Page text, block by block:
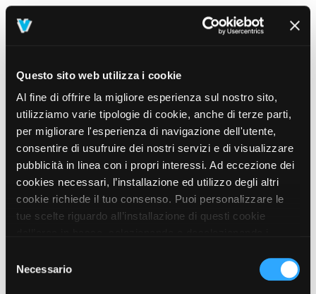
Questo sito web utilizza i cookie
Al fine di offrire la migliore esperienza sul nostro sito,
utilizziamo varie tipologie di cookie, anche di terze parti,
per migliorare l'esperienza di navigazione dell'utente,
consentire di usufruire dei nostri servizi e di visualizzare
pubblicità in linea con i propri interessi. Ad eccezione dei
cookies necessari, l’installazione ed utilizzo degli altri
cookie richiede il tuo consenso. Puoi personalizzare le
tue scelte riguardo all’installazione di questi cookie
prosegui” o decidere di accettare tutti i cookie, cliccando
sul pulsante “Accetta tutti i cookie”. Cliccando sul tasto
delNecessario